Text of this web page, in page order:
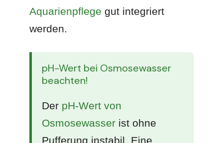
Aquarienpflege gut integriert
werden.
pH-Wert bei Osmosewasser
beachten!
Der pH-Wert von
Osmosewasser ist ohne
Pufferung instabil. Eine